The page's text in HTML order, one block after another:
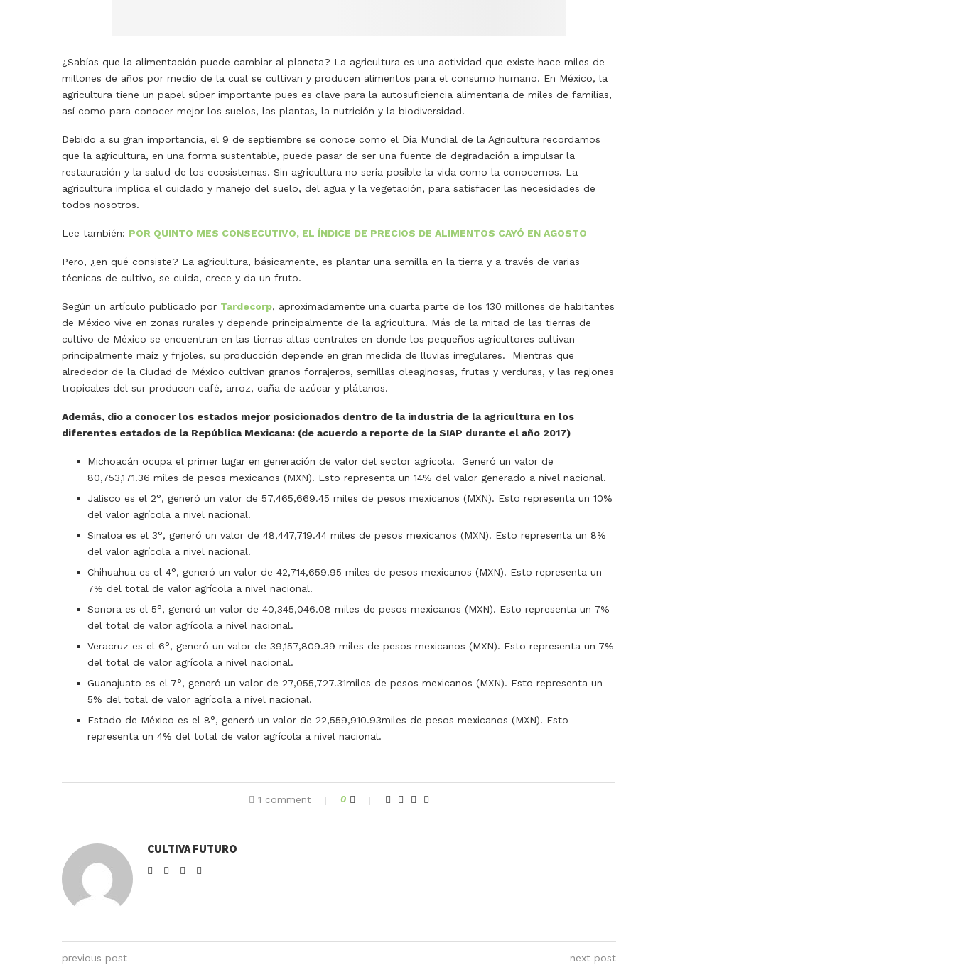
¿Sabías que la alimentación puede cambiar al planeta? La agricultura es una actividad que existe hace miles de
millones de años por medio de la cual se cultivan y producen alimentos para el consumo humano. En México, la
agricultura tiene un papel súper importante pues es clave para la autosuficiencia alimentaria de miles de familias,
así como para conocer mejor los suelos, las plantas, la nutrición y la biodiversidad.
Debido a su gran importancia, el 9 de septiembre se conoce como el Día Mundial de la Agricultura recordamos
que la agricultura, en una forma sustentable, puede pasar de ser una fuente de degradación a impulsar la
restauración y la salud de los ecosistemas. Sin agricultura no sería posible la vida como la conocemos. La
agricultura implica el cuidado y manejo del suelo, del agua y la vegetación, para satisfacer las necesidades de
todos nosotros.
Lee también: POR QUINTO MES CONSECUTIVO, EL ÍNDICE DE PRECIOS DE ALIMENTOS CAYÓ EN AGOSTO
Pero, ¿en qué consiste? La agricultura, básicamente, es plantar una semilla en la tierra y a través de varias
técnicas de cultivo, se cuida, crece y da un fruto.
Según un artículo publicado por Tardecorp, aproximadamente una cuarta parte de los 130 millones de habitantes
de México vive en zonas rurales y depende principalmente de la agricultura. Más de la mitad de las tierras de
cultivo de México se encuentran en las tierras altas centrales en donde los pequeños agricultores cultivan
principalmente maíz y frijoles, su producción depende en gran medida de lluvias irregulares. Mientras que
alrededor de la Ciudad de México cultivan granos forrajeros, semillas oleaginosas, frutas y verduras, y las regiones
tropicales del sur producen café, arroz, caña de azúcar y plátanos.
Además, dio a conocer los estados mejor posicionados dentro de la industria de la agricultura en los
diferentes estados de la República Mexicana: (de acuerdo a reporte de la SIAP durante el año 2017)
Michoacán ocupa el primer lugar en generación de valor del sector agrícola. Generó un valor de
80,753,171.36 miles de pesos mexicanos (MXN). Esto representa un 14% del valor generado a nivel nacional.
Jalisco es el 2°, generó un valor de 57,465,669.45 miles de pesos mexicanos (MXN). Esto representa un 10%
del valor agrícola a nivel nacional.
Sinaloa es el 3°, generó un valor de 48,447,719.44 miles de pesos mexicanos (MXN). Esto representa un 8%
del valor agrícola a nivel nacional.
Chihuahua es el 4°, generó un valor de 42,714,659.95 miles de pesos mexicanos (MXN). Esto representa un
7% del total de valor agrícola a nivel nacional.
Sonora es el 5°, generó un valor de 40,345,046.08 miles de pesos mexicanos (MXN). Esto representa un 7%
del total de valor agrícola a nivel nacional.
Veracruz es el 6°, generó un valor de 39,157,809.39 miles de pesos mexicanos (MXN). Esto representa un 7%
del total de valor agrícola a nivel nacional.
Guanajuato es el 7°, generó un valor de 27,055,727.31miles de pesos mexicanos (MXN). Esto representa un
5% del total de valor agrícola a nivel nacional.
Estado de México es el 8°, generó un valor de 22,559,910.93miles de pesos mexicanos (MXN). Esto
representa un 4% del total de valor agrícola a nivel nacional.
1 comment 0
CULTIVA FUTURO
previous post
next post